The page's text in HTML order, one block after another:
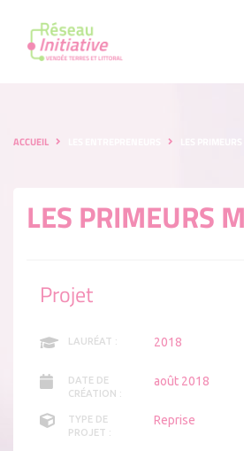
ACCUEIL
LES PRIMEURS
Projet
LAURÉAT : 2018
DATE DE
CRÉATION :
août 2018
TYPE DE
PROJET :
Reprise